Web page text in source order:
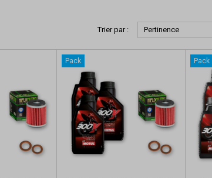
Trier par : Pertinence
Pack Pack